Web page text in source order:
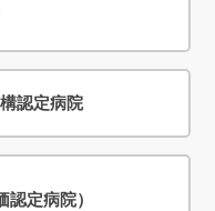
認定病院
定病院）